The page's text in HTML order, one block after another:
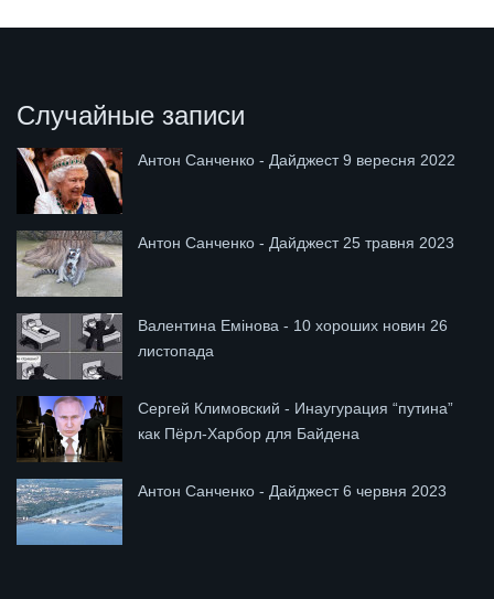
Случайные записи
Антон Санченко - Дайджест 9 вересня 2022
Антон Санченко - Дайджест 25 травня 2023
Валентина Емінова - 10 хороших новин 26
листопада
Сергей Климовский - Инаугурация “путина”
как Пёрл-Харбор для Байдена
Антон Санченко - Дайджест 6 червня 2023